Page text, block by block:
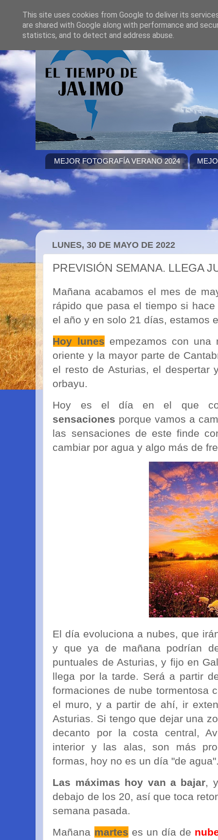
MEJOR FOTOGRAFÍA VERANO 2024
LUNES, 30 DE MAYO DE 2022
PREVISIÓN SEMANA. LLEGA
Mañana acabamos el mes de
rápido que pasa el tiempo si
el año y en solo 21 días, estamos
Hoy lunes empezamos con una
oriente y la mayor parte de
el resto de Asturias, el despertar
orbayu.
Hoy es el día en el que
sensaciones porque vamos a
las sensaciones de este finde
cambiar por agua y algo más de
El día evoluciona a nubes, que
y que ya de mañana podrían
puntuales de Asturias, y fijo en
llega por la tarde. Será a partir
formaciones de nube tormentosa
el muro, y a partir de ahí, ir
Asturias. Si tengo que dejar una
decanto por la costa central,
interior y las alas, son más
formas, hoy no es un día "de
Las máximas hoy van a bajar,
debajo de los 20, así que toca
semana pasada.
Mañana martes es un día de
This site uses cookies from Google to deliver its
are shared with Google along with performance and
statistics, and to detect and address abuse.